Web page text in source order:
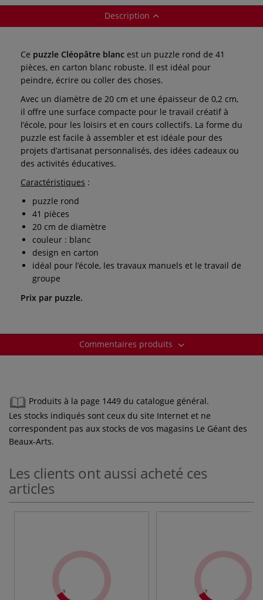
Description
Ce puzzle Cléopâtre blanc est un puzzle rond de 41
pièces, en carton blanc robuste. Il est idéal pour
peindre, écrire ou coller des choses.
Avec un diamètre de 20 cm et une épaisseur de 0,2 cm,
il offre une surface compacte pour le travail créatif à
l’école, pour les loisirs et en cours collectifs. La forme du
puzzle est facile à assembler et est idéale pour des
projets d’artisanat personnalisés, des idées cadeaux ou
des activités éducatives.
Caractéristiques :
puzzle rond
41 pièces
20 cm de diamètre
couleur : blanc
design en carton
idéal pour l’école, les travaux manuels et le travail de
groupe
Prix par puzzle.
Commentaires produits
Produits à la page 1449 du catalogue général.
Les stocks indiqués sont ceux du site Internet et ne
correspondent pas aux stocks de vos magasins Le Géant des
Beaux-Arts.
Les clients ont aussi acheté ces
articles